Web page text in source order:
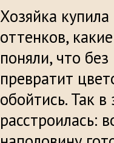
Хозяйка
оттенков,
поняли, что
превратит
обойтись. Так
расстроилась: